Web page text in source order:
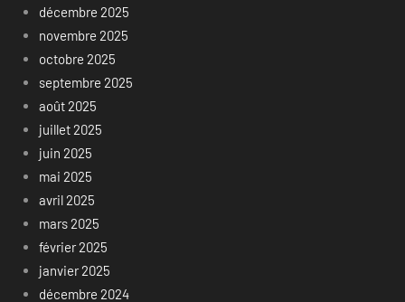
décembre 2025
novembre 2025
octobre 2025
septembre 2025
août 2025
juillet 2025
juin 2025
mai 2025
avril 2025
mars 2025
février 2025
janvier 2025
décembre 2024